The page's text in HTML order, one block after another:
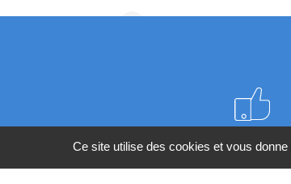
Meilleurs prix du
Ce site utilise des cookies et vous